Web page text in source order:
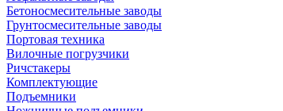
Бетоносмесительные заводы
Грунтосмесительные заводы
Портовая техника
Вилочные погрузчики
Ричстакеры
Комплектующие
Подъемники